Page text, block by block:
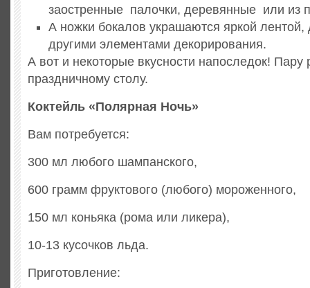
заостренные палочки, деревянные или из
А ножки бокалов украшаются яркой
другими элементами декорирования.
А вот и некоторые вкусности напоследок!
праздничному столу.
Коктейль «Полярная Ночь»
Вам потребуется:
300 мл любого шампанского,
600 грамм фруктового (любого) мороженного,
150 мл коньяка (рома или ликера),
10-13 кусочков льда.
Приготовление: